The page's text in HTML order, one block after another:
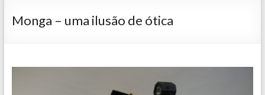
Monga – uma ilusão de ótica